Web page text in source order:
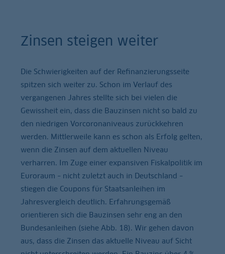
Zinsen steigen weiter
Die Schwierigkeiten auf der Refinanzierungsseite
spitzen sich weiter zu. Schon im Verlauf des
vergangenen Jahres stellte sich bei vielen die
Gewissheit ein, dass die Bauzinsen nicht so bald zu
den niedrigen Vorcoronaniveaus zurückkehren
werden. Mittlerweile kann es schon als Erfolg gelten,
wenn die Zinsen auf dem aktuellen Niveau
verharren. Im Zuge einer expansiven Fiskalpolitik im
Euroraum – nicht zuletzt auch in Deutschland –
stiegen die Coupons für Staatsanleihen im
Jahresvergleich deutlich. Erfahrungsgemäß
orientieren sich die Bauzinsen sehr eng an den
Bundesanleihen (siehe Abb. 18). Wir gehen davon
aus, dass die Zinsen das aktuelle Niveau auf Sicht